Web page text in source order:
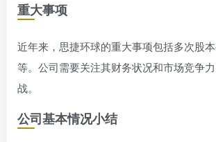
重大事项
近年来，思捷环球的重大事项包括多次股
等。公司需要关注其财务状况和市场竞争
战。
公司基本情况小结